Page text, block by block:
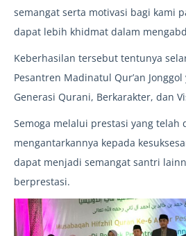
semangat serta motivasi bagi kami
dapat lebih khidmat dalam
Keberhasilan tersebut tentunya
Pesantren Madinatul Qur’an
Generasi Qurani, Berkarakter, dan
Semoga melalui prestasi yang telah
mengantarkannya kepada
dapat menjadi semangat santri
berprestasi.